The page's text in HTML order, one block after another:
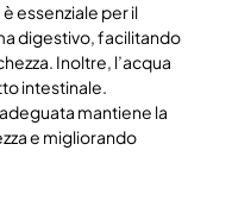
è essenziale per il
digestivo, facilitando
Inoltre, l’acqua
intestinale.
mantiene la
e migliorando